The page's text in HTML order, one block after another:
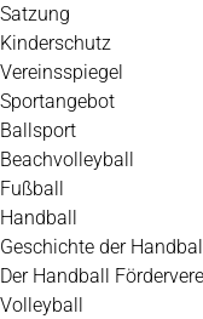
Satzung
Kinderschutz
Vereinsspiegel
Sportangebot
Ballsport
Beachvolleyball
Fußball
Handball
Geschichte der
Der Handball
Volleyball